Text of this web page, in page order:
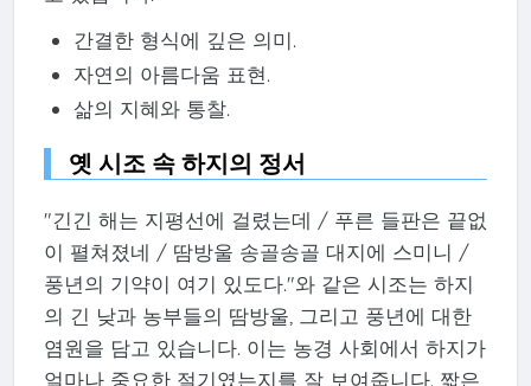
간결한 형식에 깊은 의미.
자연의 아름다움 표현.
삶의 지혜와 통찰.
옛 시조 속 하지의 정서
"긴긴 해는 지평선에 걸렸는데 / 푸른 들판은 끝없
이 펼쳐졌네 / 땀방울 송골송골 대지에 스미니 /
풍년의 기약이 여기 있도다."와 같은 시조는 하지
의 긴 낮과 농부들의 땀방울, 그리고 풍년에 대한
염원을 담고 있습니다. 이는 농경 사회에서 하지가
얼마나 중요한 절기였는지를 잘 보여줍니다. 짧은